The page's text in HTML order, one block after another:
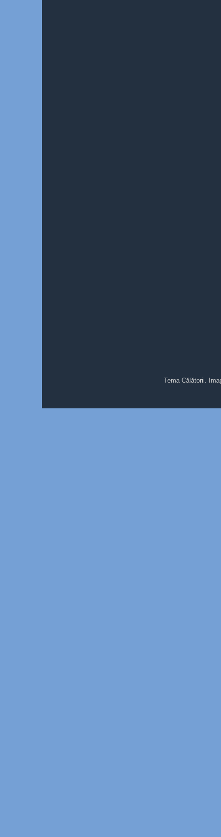
Tema Călătorii.